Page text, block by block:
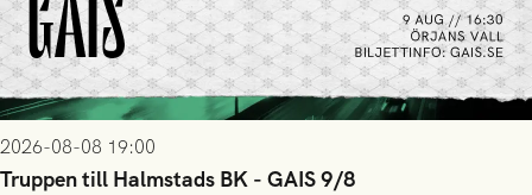
2026-08-08 19:00
Truppen till Halmstads BK - GAIS 9/8